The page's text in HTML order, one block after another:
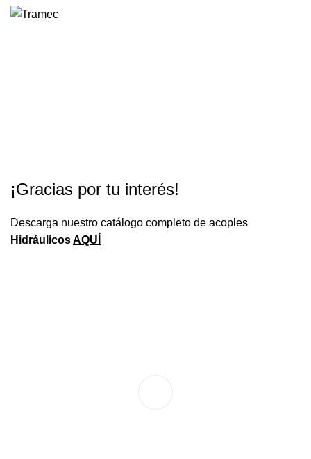
¡Gracias por tu interés!
Descarga nuestro catálogo completo de acoples
HidráulicosAQUÍ